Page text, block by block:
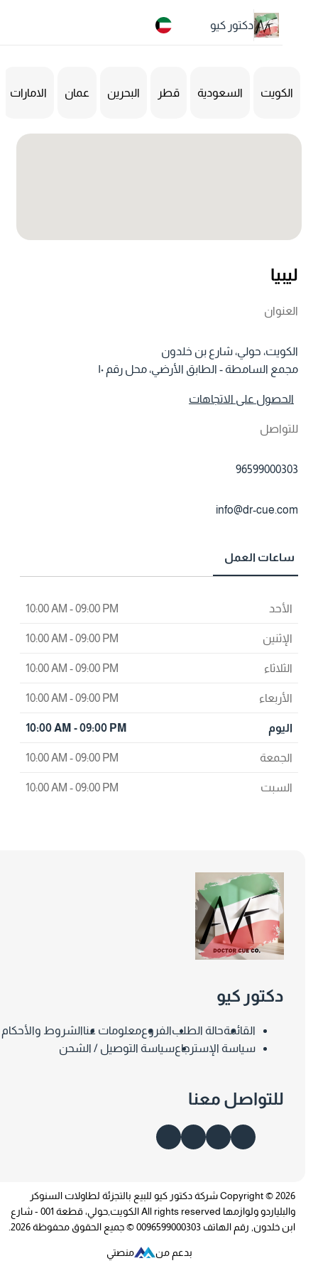
دكتور كيو
السعودية قطر البحرين عمان الامارات
السامطة - الطابق الأرضي، محل رقم ١٠
على الاتجاهات
info@dr-
العمل
10:00 AM - 09:00 PM
10:00 AM - 09:00 PM
10:00 AM - 09:00 PM
10:00 AM - 09:00 PM
10:00 AM - 09:00 PM
10:00 AM - 09:00 PM
10:00 AM - 09:00 PM
دكتور كيو
القائمةحالة الطلبالفروعمعلومات عناالشروط والأحكام
سياسة الإسترجاعسياسة التوصيل / الشحن
للتواصل معنا
Copyright © 2026 شركة دكتور كيو للبيع بالتجزئة لطاولات السنوكر
والبلياردو ولوازمها All rights reserved الكويت,حولي، قطعة 001 - شارع
رقم الهاتف 0096599000303 © جميع الحقوق محفوظة 2026.
بدعم من منصتي